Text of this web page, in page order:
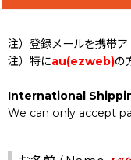
注）登録メールを携帯
注）特にau(ezweb)の
International
We can only accept